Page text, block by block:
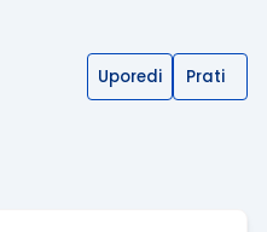
Uporedi Prati